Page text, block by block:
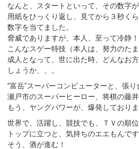
なんと、スタートといって、その数字
用紙をひっくり返し、見てから３秒く
数字を当てました。
脅威でありますが、本人、至って冷静！
こんなスゲー特技（本人は、努力のた
成人となって、世に出た時、どんなお
しょうか、、。
”富岳”スーパーコンピューターと、張り
瀬戸市のスーパーヒーロー、将棋の藤井
もう、ヤングパワーが、爆発しておりま
世界で、活躍し、競技でも、ＴＶの順
トップに立つと、気持ちのエエもんです
そう、酒が進む！